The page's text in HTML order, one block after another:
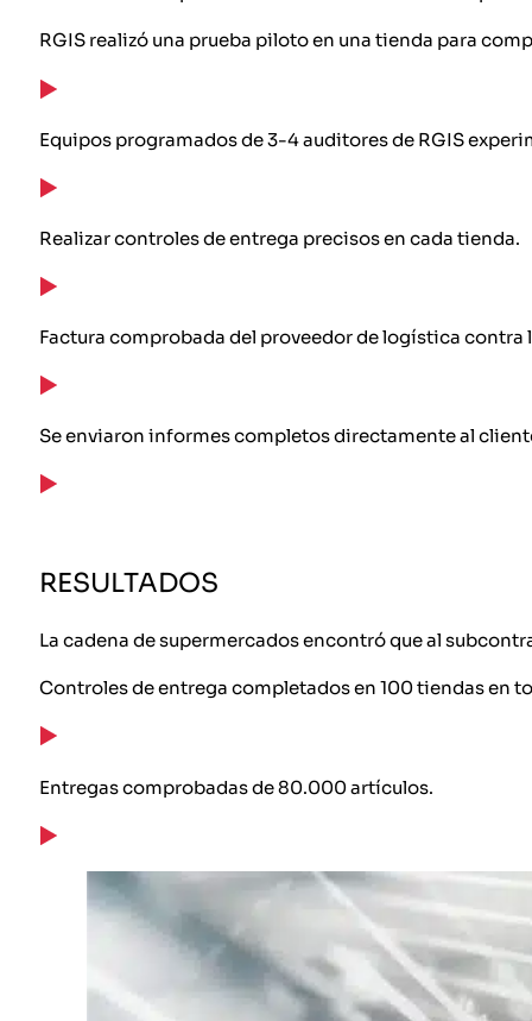
RGIS realizó una prueba piloto en una tienda para
Equipos programados de 3-4 auditores de RGIS
Realizar controles de entrega precisos en cada tienda.
Factura comprobada del proveedor de logística contra
Se enviaron informes completos directamente al
RESULTADOS
La cadena de supermercados encontró que al
Controles de entrega completados en 100 tiendas en
Entregas comprobadas de 80.000 artículos.